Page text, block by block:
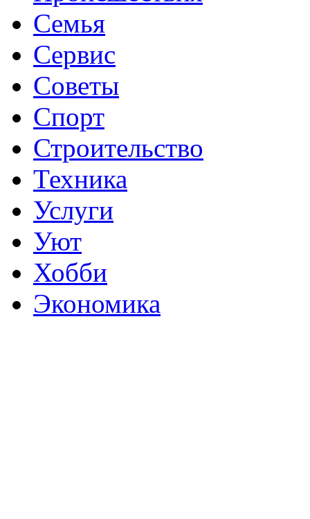
Семья
Сервис
Советы
Спорт
Строительство
Техника
Услуги
Уют
Хобби
Экономика